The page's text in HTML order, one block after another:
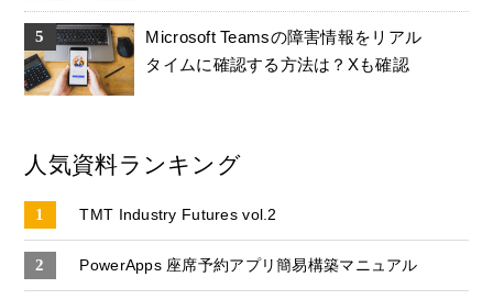
Microsoft Teamsの障害情報をリアル
タイムに確認する方法は？Xも確認
人気資料ランキング
TMT Industry Futures vol.2
PowerApps 座席予約アプリ簡易構築マニュアル